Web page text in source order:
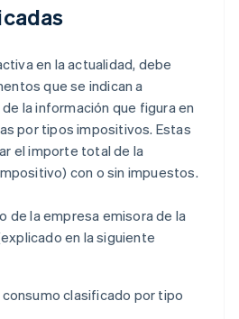
en la actualidad, debe
que se indican a
la información que figura en
por tipos impositivos. Estas
el importe total de la
con o sin impuestos.
de la empresa emisora de la
en la siguiente
clasificado por tipo